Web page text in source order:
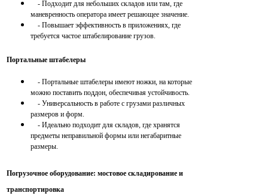
- Подходит для небольших складов или там, где
маневренность оператора имеет решающее значение.
- Повышает эффективность в приложениях, где
требуется частое штабелирование грузов.
Портальные штабелеры
- Портальные штабелеры имеют ножки, на которые
можно поставить поддон, обеспечивая устойчивость.
- Универсальность в работе с грузами различных
размеров и форм.
- Идеально подходит для складов, где хранятся
предметы неправильной формы или негабаритные
размеры.
Погрузочное оборудование: мостовое складирование и
транспортировка